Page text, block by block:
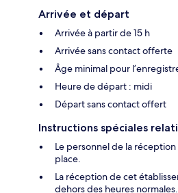
Arrivée et départ
Arrivée à partir de 15 h
Arrivée sans contact offerte
Âge minimal pour
Heure de départ : midi
Départ sans contact offert
Instructions spéciales
Le personnel de la
place.
La réception de cet
dehors des heures normales.